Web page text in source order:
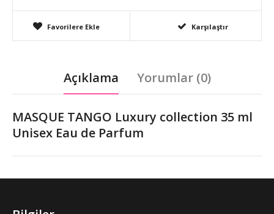
Favorilere Ekle Karşılaştır
Açıklama Yorumlar (0)
MASQUE TANGO Luxury collection 35 ml
Unisex Eau de Parfum